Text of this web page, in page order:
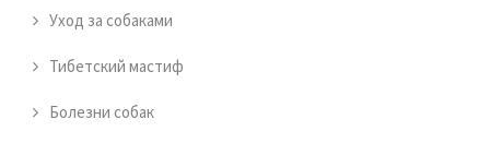
Уход за собаками
Тибетский мастиф
Болезни собак